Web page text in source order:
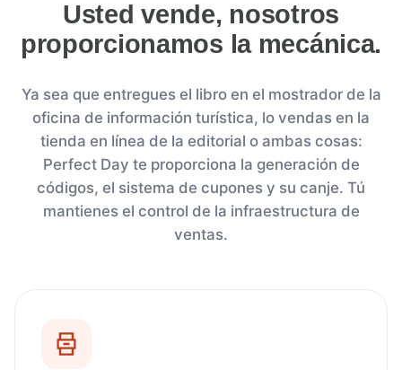
Usted vende, nosotros
proporcionamos la mecánica.
Ya sea que entregues el libro en el mostrador de la
oficina de información turística, lo vendas en la
tienda en línea de la editorial o ambas cosas:
Perfect Day te proporciona la generación de
códigos, el sistema de cupones y su canje. Tú
mantienes el control de la infraestructura de
ventas.